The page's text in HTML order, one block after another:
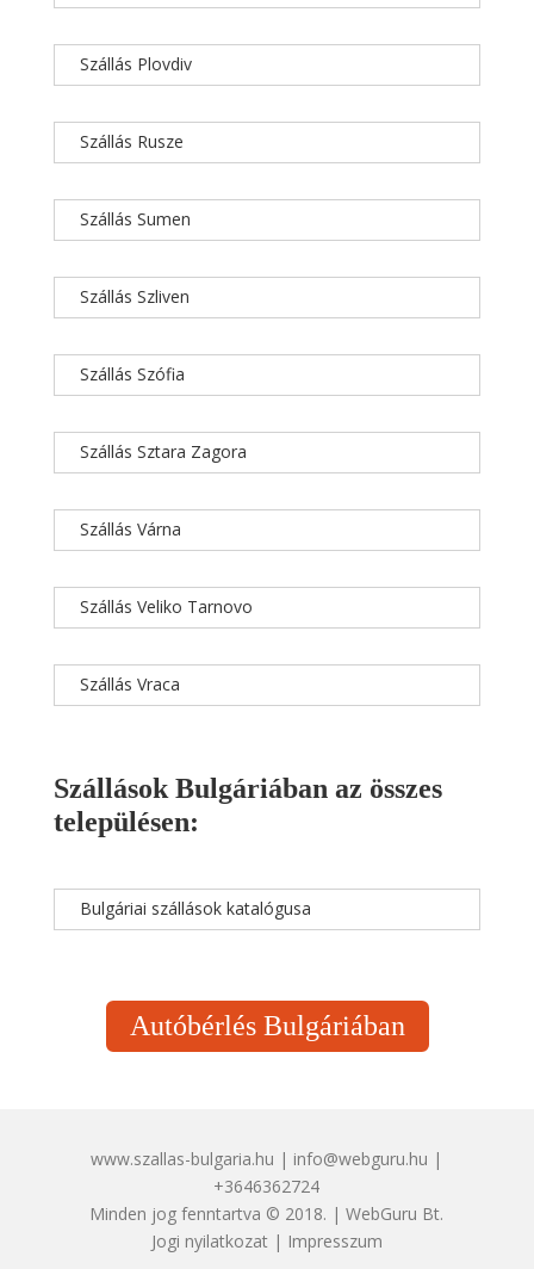
Szállás Plovdiv
Szállás Rusze
Szállás Sumen
Szállás Szliven
Szállás Szófia
Szállás Sztara Zagora
Szállás Várna
Szállás Veliko Tarnovo
Szállás Vraca
Szállások Bulgáriában az összes
településen:
Bulgáriai szállások katalógusa
Autóbérlés Bulgáriában
www.szallas-bulgaria.hu | info@webguru.hu |
+3646362724
Minden jog fenntartva © 2018. | WebGuru Bt.
Jogi nyilatkozat| Impresszum